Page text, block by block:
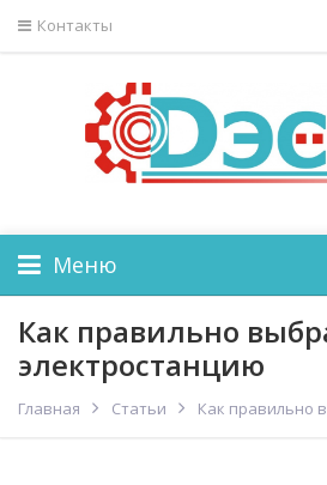
Контакты
Меню
Как правильно
электростанцию
Главная Статьи Как правильно